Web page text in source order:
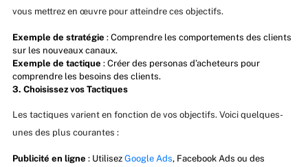
vous mettrez en œuvre pour atteindre ces objectifs.
Exemple de stratégie : Comprendre les comportements des clients
sur les nouveaux canaux.
Exemple de tactique : Créer des personas d’acheteurs pour
comprendre les besoins des clients.
3. Choisissez vos Tactiques
Les tactiques varient en fonction de vos objectifs. Voici quelques-
unes des plus courantes :
Publicité en ligne : Utilisez Google Ads, Facebook Ads ou des